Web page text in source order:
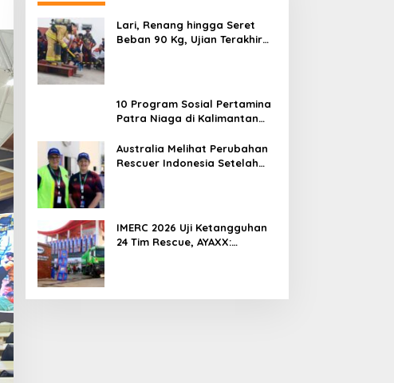
Lari, Renang hingga Seret
Beban 90 Kg, Ujian Terakhir
10 Program Sosial Pertamina
Patra Niaga di Kalimantan
2026
Australia Melihat Perubahan
Rescuer Indonesia Setelah
IMERC 2026 Uji Ketangguhan
24 Tim Rescue, AYAXX: